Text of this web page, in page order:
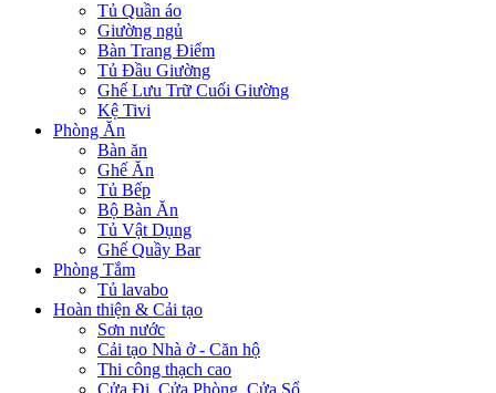
Tủ Quần áo
Giường ngủ
Bàn Trang Điểm
Tủ Đầu Giường
Ghế Lưu Trữ Cuối Giường
Kệ Tivi
Phòng Ăn
Bàn ăn
Ghế Ăn
Tủ Bếp
Bộ Bàn Ăn
Tủ Vật Dụng
Ghế Quầy Bar
Phòng Tắm
Tủ lavabo
Hoàn thiện & Cải tạo
Sơn nước
Cải tạo Nhà ở - Căn hộ
Thi công thạch cao